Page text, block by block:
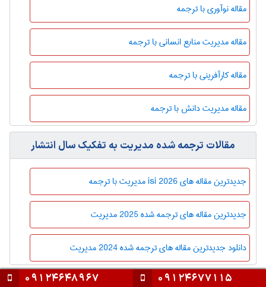
مقاله نوآوری با ترجمه
مقاله مدیریت منابع انسانی با ترجمه
مقاله کارآفرینی با ترجمه
مقاله مدیریت دانش با ترجمه
مقالات ترجمه شده مديريت به تفکیک سال انتشار
جدیدترین مقاله های isi 2026 مديريت با ترجمه
جدیدترین مقاله های ترجمه شده 2025 مديريت
دانلود جدیدترین مقاله های ترجمه شده 2024 مديريت
09124677115
09124648967